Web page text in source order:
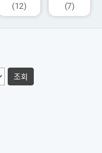
(12)
(7)
조회